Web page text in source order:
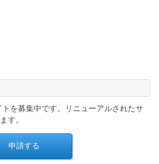
を募集中です。リニューアルされたサ
す。